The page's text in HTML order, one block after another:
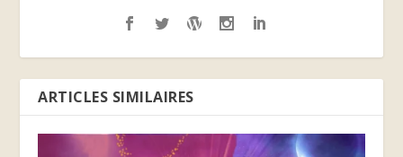
ARTICLES SIMILAIRES